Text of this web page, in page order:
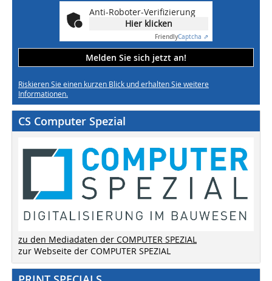
Anti-Roboter-Verifizierung
Hier klicken
FriendlyCaptcha ⇗
Melden Sie sich jetzt an!
Riskieren Sie einen kurzen Blick und erhalten Sie weitere
Informationen.
CS Computer Spezial
zu den Mediadaten der COMPUTER SPEZIAL
zur Webseite der COMPUTER SPEZIAL